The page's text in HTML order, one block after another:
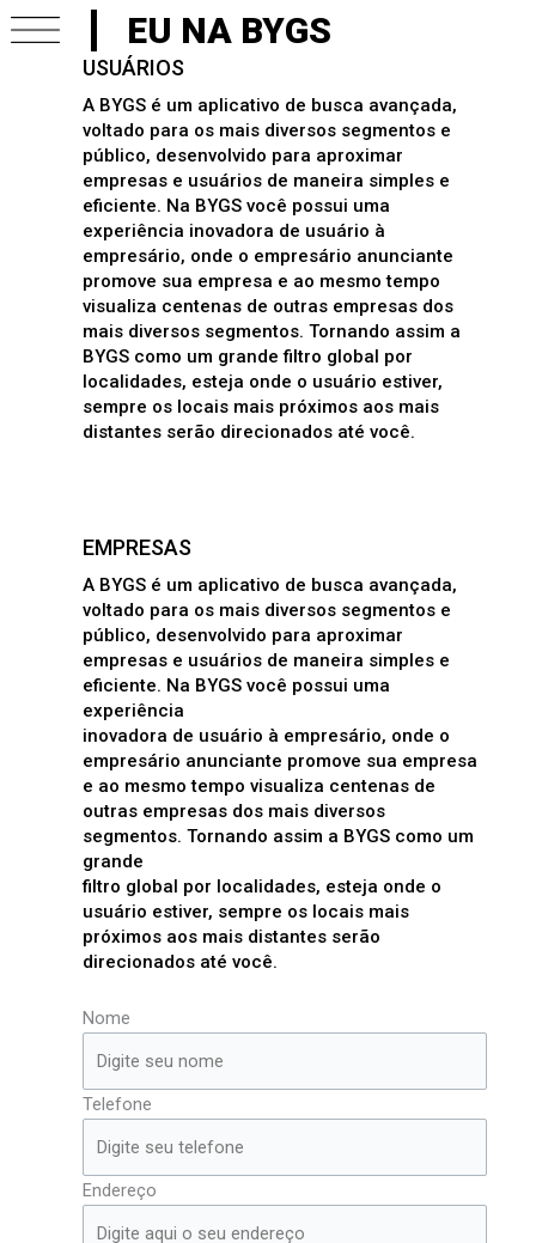
EU NA BYGS
USUÁRIOS
A BYGS é um aplicativo de busca avançada,
voltado para os mais diversos segmentos e
público, desenvolvido para aproximar
empresas e usuários de maneira simples e
eficiente. Na BYGS você possui uma
experiência inovadora de usuário à
empresário, onde o empresário anunciante
promove sua empresa e ao mesmo tempo
visualiza centenas de outras empresas dos
mais diversos segmentos. Tornando assim a
BYGS como um grande filtro global por
localidades, esteja onde o usuário estiver,
sempre os locais mais próximos aos mais
distantes serão direcionados até você.
EMPRESAS
A BYGS é um aplicativo de busca avançada,
voltado para os mais diversos segmentos e
público, desenvolvido para aproximar
empresas e usuários de maneira simples e
eficiente. Na BYGS você possui uma
experiência
inovadora de usuário à empresário, onde o
empresário anunciante promove sua empresa
e ao mesmo tempo visualiza centenas de
outras empresas dos mais diversos
segmentos. Tornando assim a BYGS como um
grande
filtro global por localidades, esteja onde o
usuário estiver, sempre os locais mais
próximos aos mais distantes serão
direcionados até você.
Nome
Telefone
Endereço